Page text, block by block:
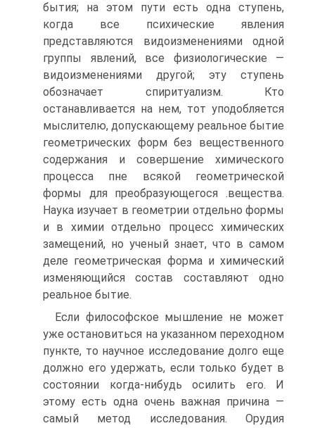
бытия; на этом пути есть одна ступень,
когда все психические явления
представляются видоизменениями одной
группы явлений, все физиологические —
видоизменениями другой; эту ступень
обозначает спиритуализм. Кто
останавливается на нем, тот уподобляется
мыслителю, допускающему реальное бытие
геометрических форм без вещественного
содержания и совершение химического
процесса пне всякой геометрической
формы для преобразующегося .вещества.
Наука изучает в геометрии отдельно формы
и в химии отдельно процесс химических
замещений, но ученый знает, что в самом
деле геометрическая форма и химический
изменяющийся состав составляют одно
реальное бытие.
Если философское мышление не может
уже остановиться на указанном переходном
пункте, то научное исследование долго еще
должно его удержать, если только будет в
состоянии когда-нибудь осилить его. И
этому есть одна очень важная причина —
самый метод исследования. Орудия